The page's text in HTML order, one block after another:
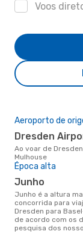
Voos
Aeroporto de
Dresden
Ao voar de Dresden para Basel-
Mulhouse
Época alta
junho
junho é a altura mais
concorrida para
Dresden para
de acordo com os
pesquisa dos